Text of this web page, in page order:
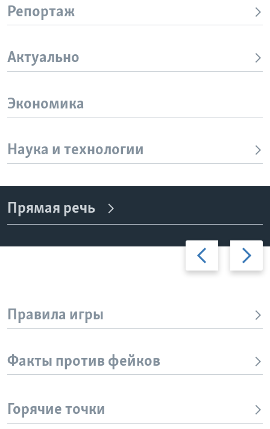
Репортаж
Актуально
Экономика
Наука и технологии
Прямая речь
Previous
slide
Дальше
Правила игры
Факты против фейков
Горячие точки